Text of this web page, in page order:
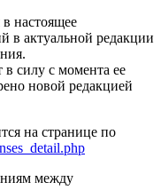
настоящее
в актуальной редакции
в силу с момента ее
новой редакцией
на странице по
между